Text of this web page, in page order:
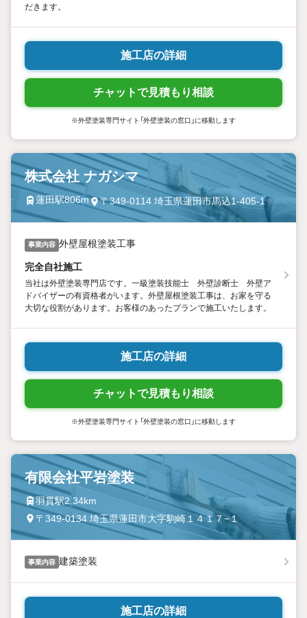
だきます。
施工店の詳細
チャットで見積もり相談
※外壁塗装専門サイト「外壁塗装の窓口」に移動します
株式会社 ナガシマ
蓮田駅806m 〒349-0114 埼玉県蓮田市馬込1-405-1
事業内容 外壁屋根塗装工事
完全自社施工
当社は外壁塗装専門店です。一級塗装技能士 外壁診断士 外壁ア
ドバイザーの有資格者がいます。外壁屋根塗装工事は、お家を守る
大切な役割があります。お客様のあったプランで施工いたします。
施工店の詳細
チャットで見積もり相談
※外壁塗装専門サイト「外壁塗装の窓口」に移動します
有限会社平岩塗装
羽貫駅2.34km
〒349-0134 埼玉県蓮田市大字駒崎１４１７−１
事業内容 建築塗装
施工店の詳細